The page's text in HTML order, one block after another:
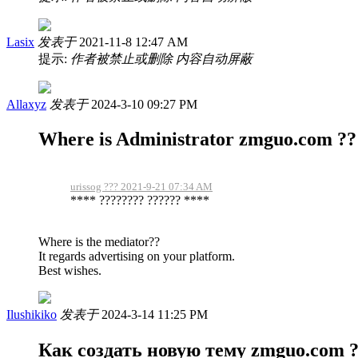
Lasix 发表于 2021-11-8 12:47 AM
提示: 作者被禁止或删除 内容自动屏蔽
Allaxyz 发表于 2024-3-10 09:27 PM
Where is Administrator zmguo.com ??
urissog ??? 2021-9-21 07:34 AM
**** ???????? ?????? ****
Where is the mediator??
It regards advertising on your platform.
Best wishes.
Ilushikiko 发表于 2024-3-14 11:25 PM
Как создать новую тему zmguo.com